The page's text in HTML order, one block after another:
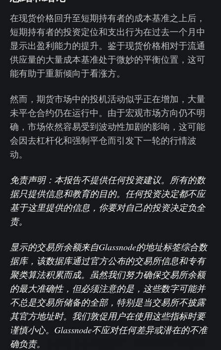
在现货价格回升至短期持有者的成本基准之上后，
短期持有者的投资定位和支出行为在过去一个月中
显示出盈利能力的提升。鉴于现货价格相对于流通
供应量的大量成本基准处于微妙的平衡位置，这可
能有助于重新倾向于看涨方。
然而，期货市场中的投机活动似乎正在增加，大量
未平仓合约仍在运行中。由于宏观市场方向仍不明
确，市场依然容易受到波动性加剧的影响，这可能
会因去杠杆化和强制平仓而引发下一轮的行情波
动。
免责声明：本报告不提供任何投资建议。所有的数
据只提供信息和教育的目的。任何投资决定都不应
基于这里提供的信息，你要对自己的投资决定负全
责。
显示的交易所余额来自Glassnode的地址标签综合数
据库，该数据库通过官方公布的交易所信息和专有
聚类算法积累而成。虽然我们努力确保交易所余额
的最大准确性，但必须注意的是，这些数字可能并
不总是交易所储备的全部，特别是当交易所不披露
其官方地址时。我们敦促用户在使用这些指标时要
谨慎小心。Glassnode不应对任何差异或潜在的不准
确负责。